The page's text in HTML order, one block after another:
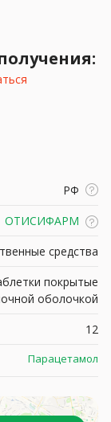
РФ
ОТИСИФАРМ
средства
покрытые
оболочкой
12
Парацетамол